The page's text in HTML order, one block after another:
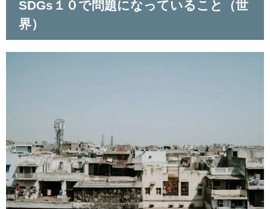
SDGs１０で問題になっていること（世
界）